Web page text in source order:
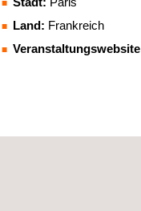
Land: Frankreich